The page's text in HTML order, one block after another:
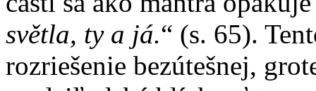
světla, ty a já.“ (s. 65).
rozriešenie bezútešnej,